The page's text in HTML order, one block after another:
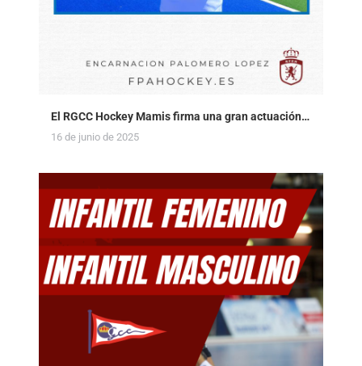
El RGCC Hockey Mamis firma una gran actuación…
16 de junio de 2025